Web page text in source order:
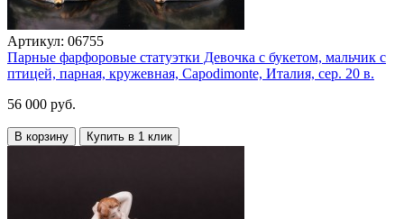
Артикул: 06755
Парные фарфоровые статуэтки Девочка с букетом, мальчик с
птицей, парная, кружевная, Capodimonte, Италия, сер. 20 в.
56 000 руб.
В корзину Купить в 1 клик